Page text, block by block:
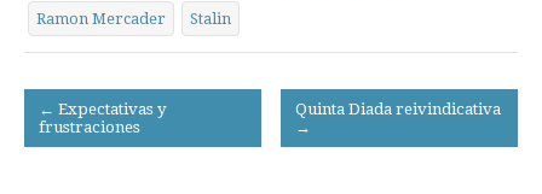
Ramon Mercader Stalin
Post
navigation
← Expectativas y
frustraciones
Quinta Diada reivindicativa
→